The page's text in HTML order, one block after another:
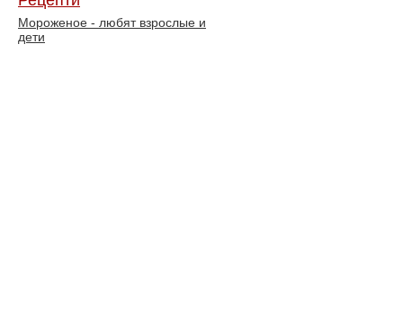
Мороженое - любят взрослые и
дети